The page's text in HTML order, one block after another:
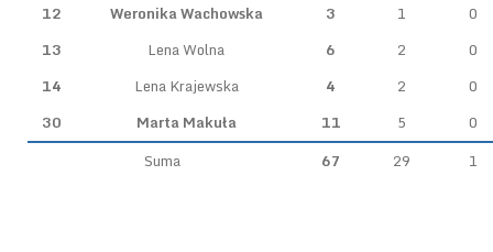
12
Weronika Wachowska 3 1
0
13
Lena Wolna 6 2
0
14
Lena Krajewska 4 2
0
30
Marta Makuła 11 5
0
Suma
67 29 1